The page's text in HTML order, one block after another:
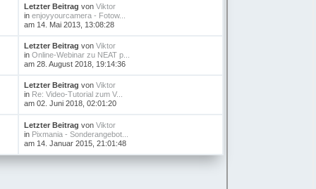
Letzter Beitrag vonViktor
inenjoyyourcamera - Fotow...
am 14. Mai 2013, 13:08:28
Letzter Beitrag vonViktor
inOnline-Webinar zu NEAT p...
am 28. August 2018, 19:14:36
Letzter Beitrag vonViktor
in Re: Video-Tutorial zum V...
am 02. Juni 2018, 02:01:20
Letzter Beitrag vonViktor
in Pixmania - Sonderangebot...
am 14. Januar 2015, 21:01:48